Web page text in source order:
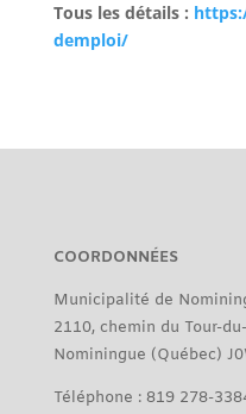
Tous les détails :
demploi/
COORDONNÉES
Municipalité de
2110, chemin du Tour-
Nominingue (Québec)
Téléphone : 819 278-